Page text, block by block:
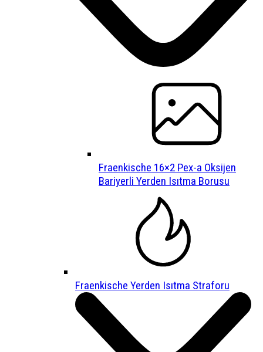
Fraenkische 16×2 Pex-a Oksijen
Bariyerli Yerden Isıtma Borusu
Fraenkische Yerden Isıtma Straforu